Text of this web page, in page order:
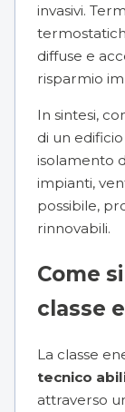
invasivi.
diffuse e
risparmio
In sintesi,
di un
isolamento
impianti,
possibile,
rinnovabili.
Come
classe
La classe
tecnico
attraverso